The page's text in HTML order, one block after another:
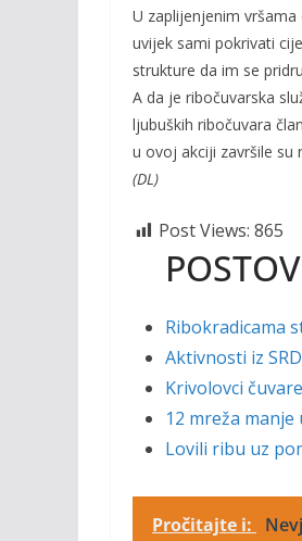
U zaplijenjenim
uvijek sami pokrivati
strukture da im se
A da je ribočuvarska
ljubuških ribočuvara
u ovoj akciji završile su
(DL)
Post Views: 865
Ribokradicama
Aktivnosti iz
Krivolovci
12 mreža
Lovili ribu uz
Pročitajte i: